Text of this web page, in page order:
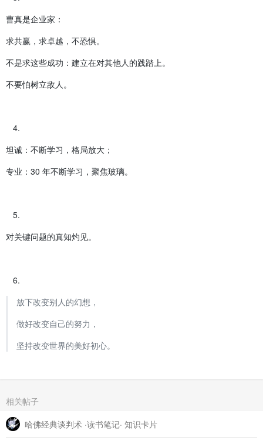
曹真是企业家：
​​求共赢，求卓越，不恐惧。
不是求这些成功：建立在对其他人的践踏上。
不要怕树立敌人。
坦诚：不断学习，格局放大；
专业：30 年不断学习，聚焦玻璃。
对关键问题的真知灼见。
放下改变别人的幻想，
做好改变自己的努力，
坚持改变世界的美好初心。
相关帖子
哈佛经典谈判术 ·读书笔记· 知识卡片